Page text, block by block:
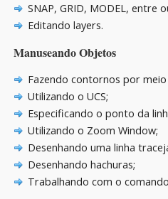
SNAP, GRID, MODEL, entre
Editando layers.
Manuseando Objetos
Fazendo contornos por meio
Utilizando o UCS;
Especificando o ponto da
Utilizando o Zoom Window;
Desenhando uma linha
Desenhando hachuras;
Trabalhando com o